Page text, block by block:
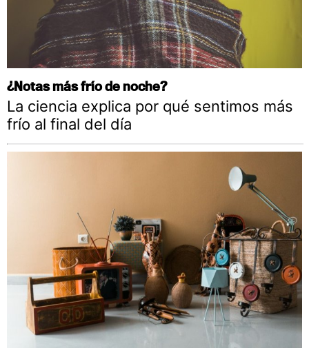
¿Notas más frío de noche?
La ciencia explica por qué sentimos más
frío al final del día